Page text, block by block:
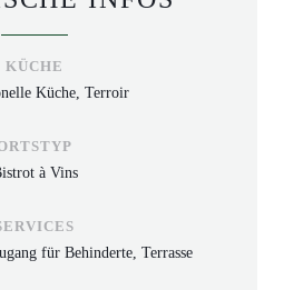
KÜCHE
Küche, Terroir
à Vins
für Behinderte, Terrasse